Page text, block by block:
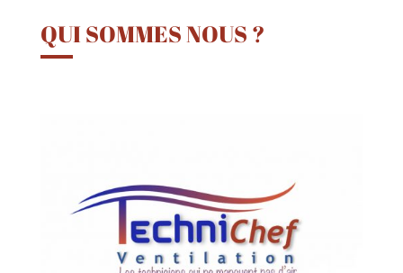
QUI SOMMES NOUS ?